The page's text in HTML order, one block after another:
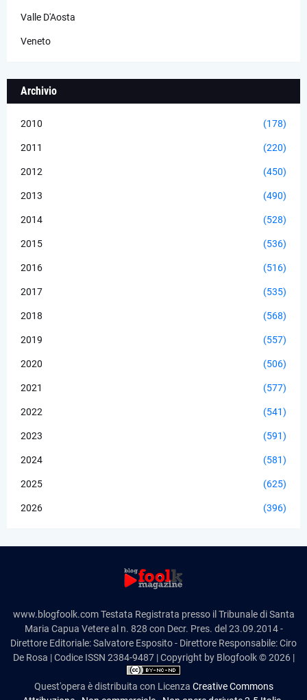
Valle D'Aosta
Veneto
Archivio
2010 (178)
2011 (220)
2012 (450)
2013 (490)
2014 (528)
2015 (536)
2016 (516)
2017 (535)
2018 (568)
2019 (557)
2020 (506)
2021 (577)
2022 (541)
2023 (591)
2024 (581)
2025 (625)
2026 (396)
www.blogfoolk.com Testata Registrata presso il Tribunale di Santa
Maria Capua Vetere al n. 828 con Decr. Pres. del 23.09.2014 -
Direttore Editoriale: Salvatore Esposito - Direttore Responsabile: Ciro
De Rosa | Codice ISSN 2384-9487 | Copyright by Blogfoolk © 2026 |
Quest'opera è distribuita con Licenza Creative Commons